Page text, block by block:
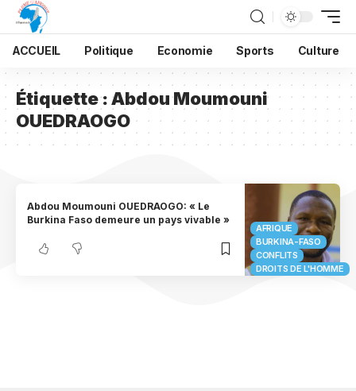
ACCUEIL Politique Economie Sports Culture
Étiquette :Abdou Moumouni
OUEDRAOGO
AFRIQUE
BURKINA-FASO
CONFLITS
DROITS DE L'HOMME
Abdou Moumouni OUEDRAOGO: « Le
Burkina Faso demeure un pays vivable »